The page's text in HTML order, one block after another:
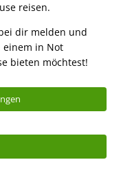
reisen.
dir melden und
einem in Not
bieten möchtest!